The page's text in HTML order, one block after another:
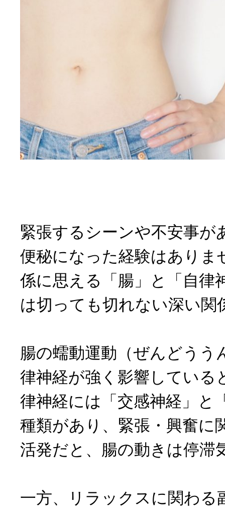
緊張するシーンや不安事が
便秘になった経験はありま
係に思える「腸」と「自律
は切っても切れない深い関
腸の蠕動運動（ぜんどうう
律神経が強く影響している
律神経には「交感神経」と
種類があり、緊張・興奮に
活発だと、腸の動きは停滞
一方、リラックスに関わる